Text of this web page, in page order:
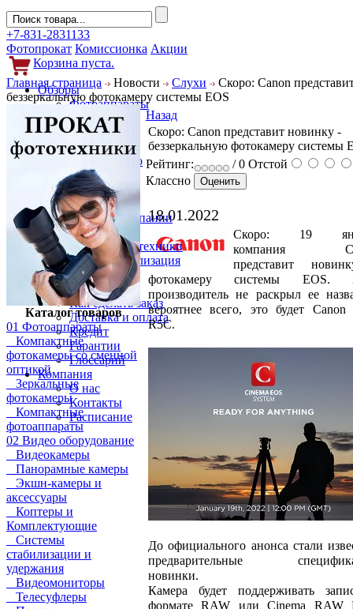
+7-831-2831133
Фотопрокат Комиссионка Акции
Корзина пуста.
Обзоры
Фотоаппараты
Объективы
Фильтры
Новости
Фото и видео
Гаджеты
Аксессуары
Слухи
Новости компании
Услуги
Прокат фототехники
Выкуп и реализация
Покупателям
Акции
Как сделать заказ
Доставка и оплата
Кредит
Гарантии
Глоссарий
Компания
О нас
Контакты
Расписание
Главная страница Новости Слухи
Скоро: Canon
беззеркальную фотокамеру системы EOS
Каталог товаров
01 Фотоаппараты
Компактные
фотокамеры со сменной
оптикой
Зеркальные
фотокамеры
Компактные
фотоаппараты
02 Видео оборудование
Видеокамеры
Панорамные камеры
Экшн-камеры и
аксессуары
Коптеры и
Комплектующие
Системы
стабилизации и
удержания
Видеомониторы
Телесуфлеры
Назад
Скоро: Canon представит новинку -
беззеркальную фотокамеру системы
Рейтинг:
/ 0 Отстой
Классно
18.01.2022
Скоро: 19
компания
представит
фотокамеру системы EOS.
производитель не раскрыл ее
вероятнее всего, это будет Canon
R5C.
До официального анонса стали
предварительные
новинки.
Камера будет поддерживать
формате RAW или Cinema RAW